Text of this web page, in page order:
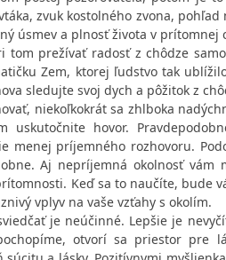
zvuk kostolného zvona, pohľad
úsmev a plnosť života v prítomnej
tom prežívať radosť z chôdze
Zem, ktorej ľudstvo tak
sledujte svoj dych a pôžitok z
niekoľkokrát sa zhlboka
hovor.
menej príjemného rozhovoru.
Aj nepríjemná okolnosť vám
Keď sa to naučíte, bude
vplyv na vaše vzťahy s okolím.
je neúčinné. Lepšie je
otvorí sa priestor pre